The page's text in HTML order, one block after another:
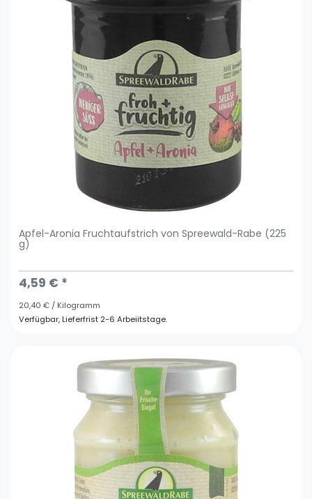
Apfel-Aronia Fruchtaufstrich von Spreewald-Rabe (225
g)
4,59 € *
20,40 € / Kilogramm
Verfügbar, Lieferfrist 2-6 Arbeiitstage.